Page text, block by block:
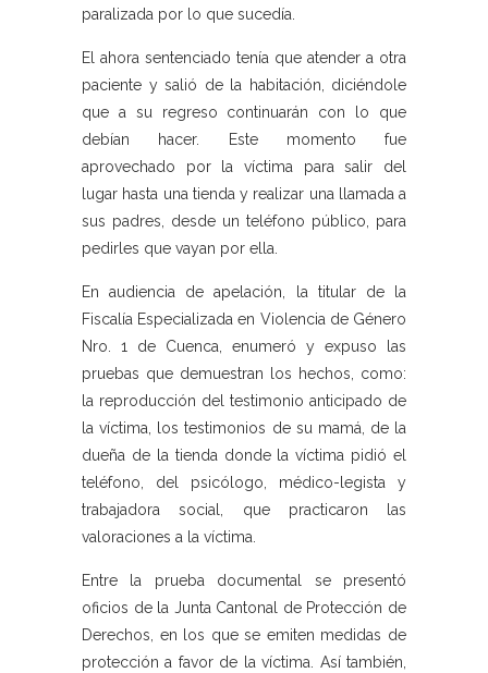
paralizada por lo que sucedía.
El ahora sentenciado tenía que atender a otra
paciente y salió de la habitación, diciéndole
que a su regreso continuarán con lo que
debían hacer. Este momento fue
aprovechado por la víctima para salir del
lugar hasta una tienda y realizar una llamada a
sus padres, desde un teléfono público, para
pedirles que vayan por ella.
En audiencia de apelación, la titular de la
Fiscalía Especializada en Violencia de Género
Nro. 1 de Cuenca, enumeró y expuso las
pruebas que demuestran los hechos, como:
la reproducción del testimonio anticipado de
la víctima, los testimonios de su mamá, de la
dueña de la tienda donde la víctima pidió el
teléfono, del psicólogo, médico-legista y
trabajadora social, que practicaron las
valoraciones a la víctima.
Entre la prueba documental se presentó
oficios de la Junta Cantonal de Protección de
Derechos, en los que se emiten medidas de
protección a favor de la víctima. Así también,